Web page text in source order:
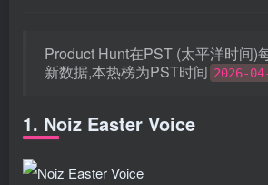
Product Hunt在PST (太平洋时间)
新数据,本热榜为PST时间 2026-
1. Noiz Easter Voice